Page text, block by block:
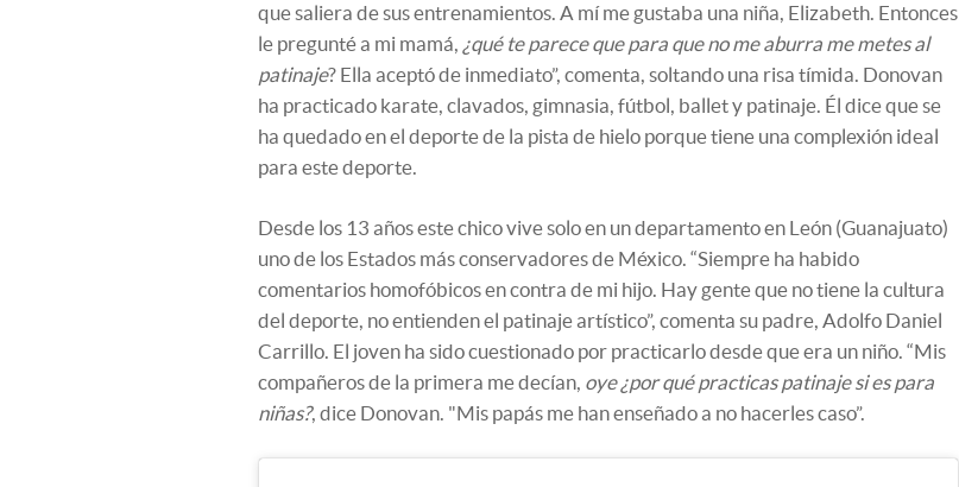
que saliera de sus entrenamientos. A mí me gustaba una niña, Elizabeth. Entonces
le pregunté a mi mamá, ¿qué te parece que para que no me aburra me metes al
patinaje? Ella aceptó de inmediato”, comenta, soltando una risa tímida. Donovan
ha practicado karate, clavados, gimnasia, fútbol, ballet y patinaje. Él dice que se
ha quedado en el deporte de la pista de hielo porque tiene una complexión ideal
para este deporte.
Desde los 13 años este chico vive solo en un departamento en León (Guanajuato)
uno de los Estados más conservadores de México. “Siempre ha habido
comentarios homofóbicos en contra de mi hijo. Hay gente que no tiene la cultura
del deporte, no entienden el patinaje artístico”, comenta su padre, Adolfo Daniel
Carrillo. El joven ha sido cuestionado por practicarlo desde que era un niño. “Mis
compañeros de la primera me decían, oye ¿por qué practicas patinaje si es para
niñas?, dice Donovan. "Mis papás me han enseñado a no hacerles caso”.